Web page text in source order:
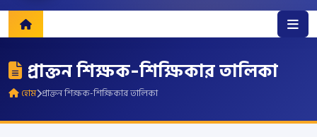
প্রাক্তন শিক্ষক-শিক্ষিকার তালিকা
হোম প্রাক্তন শিক্ষক-শিক্ষিকার তালিকা